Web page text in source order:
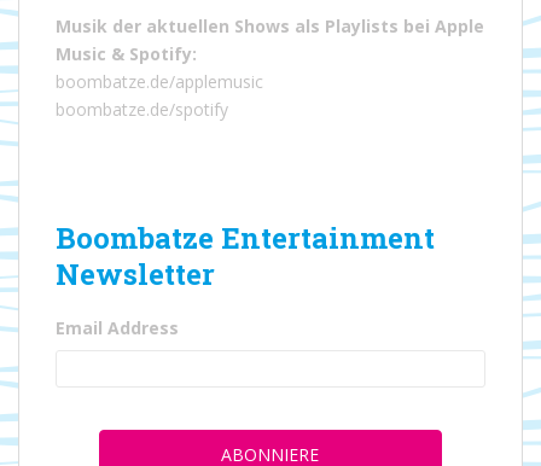
Musik der aktuellen Shows als Playlists bei Apple
Music & Spotify:
boombatze.de/applemusic
boombatze.de/spotify
Boombatze Entertainment
Newsletter
Email Address